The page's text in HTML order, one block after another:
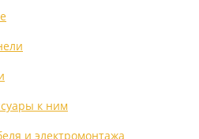
к ним
и электромонтажа